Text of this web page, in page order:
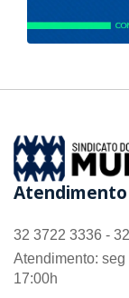
Atendimento
32 3722 3336 -
Atendimento:
17:00h